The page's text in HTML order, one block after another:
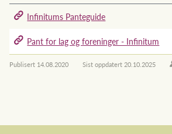
Infinitums Panteguide
Pant for lag og foreninger - Infinitum
Publisert 14.08.2020 Sist oppdatert 20.10.2025